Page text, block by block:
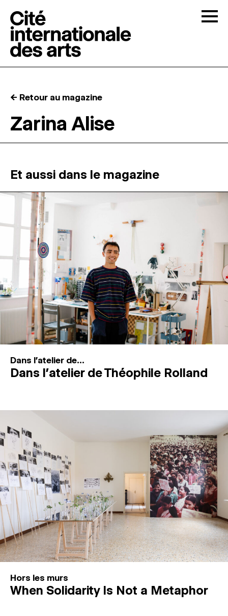
RÉSIDENCES ↓
ATELIERS OUVERTS
PROGRAMMATION
MAGAZINE
ESPACES DE PRATIQUE ARTISTIQUE ↓
Recherche
Connexion
← Retour au magazine
Zarina Alise
Et aussi dans le magazine
Dans l'atelier de...
Dans l’atelier de Théophile Rolland
Hors les murs
When Solidarity Is Not a Metaphor